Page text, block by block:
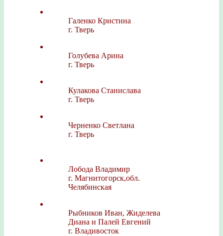
Галенко Кристина
г. Тверь
Голубева Арина
г. Тверь
Кулакова Станислава
г. Тверь
Черненко Светлана
г. Тверь
Лобода Владимир
г. Магнитогорск,обл.
Челябинская
Рыбников Иван, Жиделева
Диана и Палей Евгений
г. Владивосток